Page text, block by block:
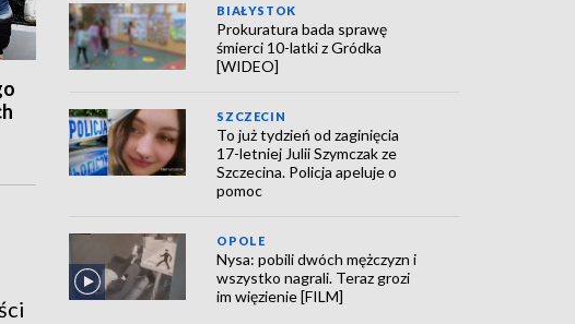
BIAŁYSTOK
Prokuratura bada sprawę
śmierci 10-latki z Gródka
[WIDEO]
SZCZECIN
To już tydzień od zaginięcia
17-letniej Julii Szymczak ze
Szczecina. Policja apeluje o
pomoc
OPOLE
Nysa: pobili dwóch mężczyzn i
wszystko nagrali. Teraz grozi
im więzienie [FILM]